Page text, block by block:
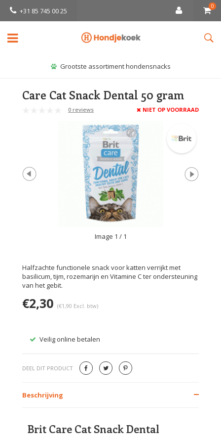
+31 85 745 00 25
0
Grootste assortiment hondensnacks
Care Cat Snack Dental 50 gram
0 reviews NIET OP VOORRAAD
Image 1 / 1
Halfzachte functionele snack voor katten verrijkt met
basilicum, tijm, rozemarijn en Vitamine C ter ondersteuning
van het gebit.
€2,30 (€1,90 Excl. btw)
Veilig online betalen
DEEL DIT PRODUCT
Beschrijving
Brit Care Cat Snack Dental